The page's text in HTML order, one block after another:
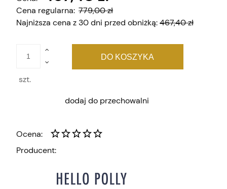
Cena regularna: 779,00 zł
Najniższa cena z 30 dni przed obniżką:467,40 zł
szt.
DO KOSZYKA
dodaj do przechowalni
Ocena:
Producent: